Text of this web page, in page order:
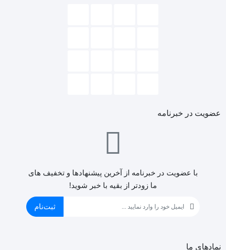
عضویت در خبرنامه
با عضویت در خبرنامه از آخرین پیشنهادها و تخفیف های
ما زودتر از بقیه با خبر شوید!
ثبت‌نام
نمادهای ما